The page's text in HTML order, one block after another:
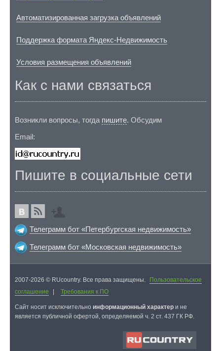
Автоматизированная загрузка объявлений
Поддержка формата Яндекс-Недвижимость
Условия размещения объявлений
Как с нами связаться
Возникли вопросы, тогда пишите. Обсудим
Email:
Пишите в социальные сети
Телеграмм бот «Петербургская недвижимость»
Телеграмм бот «Московская недвижимость»
2007-2026 © RUcountry. Все права защищены.
Пользовательское
соглашение
Требования к ПО
Cайт носит исключительно информационный характер и не
является публичной офертой, определяемой ч. 2 ст. 437 ГК РФ.